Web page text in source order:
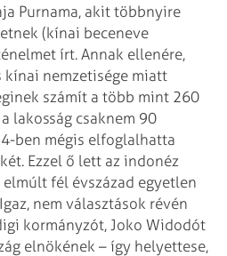
Purnama, akit többnyire
(kínai beceneve
írt. Annak ellenére,
kínai nemzetisége miatt
számít a több mint 260
lakosság csaknem 90
ben mégis elfoglalhatta
Ezzel ő lett az indonéz
fél évszázad egyetlen
nem választások révén
kormányzót, Joko Widodót
elnökének – így helyettese,